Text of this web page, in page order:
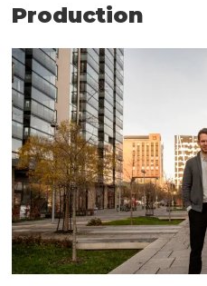
Production